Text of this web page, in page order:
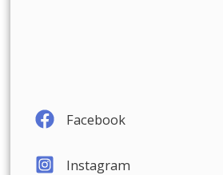
Facebook
Instagram